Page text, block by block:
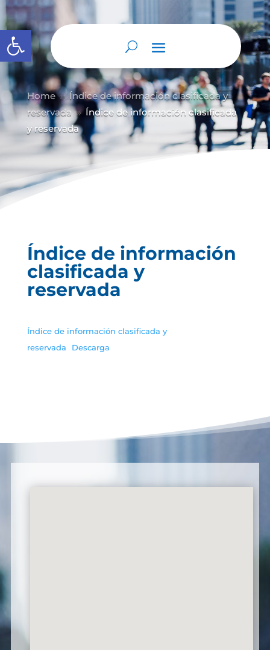
Abrir barra de herramientas
Home 9 Índice de información clasificada y
reservada 9 Índice de información clasificada
y reservada
Índice de información
clasificada y
reservada
Índice de información clasificada y
reservada
Descarga